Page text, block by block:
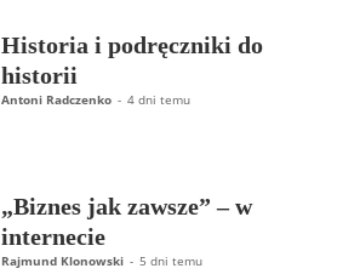
Historia i podręczniki do
historii
Antoni Radczenko - 4 dni temu
„Biznes jak zawsze” – w
internecie
Rajmund Klonowski - 5 dni temu